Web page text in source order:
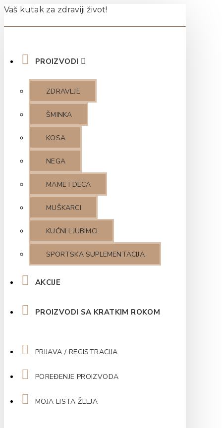
Vaš kutak za zdraviji život!
PROIZVODI
ZDRAVLJE
ŠMINKA
KOSA
NEGA
MAME I DECA
MUŠKARCI
KUĆNI LJUBIMCI
SPORTSKA SUPLEMENTACIJA
AKCIJE
PROIZVODI SA KRATKIM ROKOM
PRIJAVA / REGISTRACIJA
POREĐENJE PROIZVODA
MOJA LISTA ŽELJA